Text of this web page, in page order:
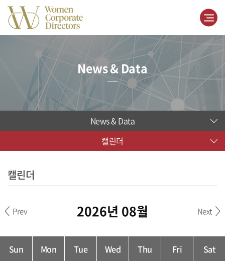
News & Data
News & Data
캘린더
캘린더
Prev 2026년 08월 Next
Sun Mon Tue Wed Thu Fri Sat